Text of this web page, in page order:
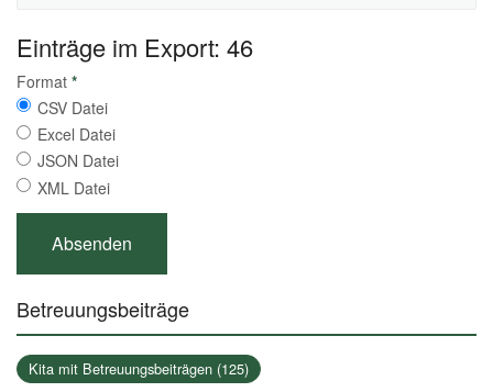
Einträge im Export: 46
Format *
CSV Datei
Excel Datei
JSON Datei
XML Datei
Betreuungsbeiträge
Kita mit Betreuungsbeiträgen (125)